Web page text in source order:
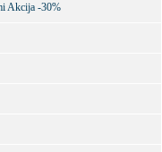
Akcija -30%